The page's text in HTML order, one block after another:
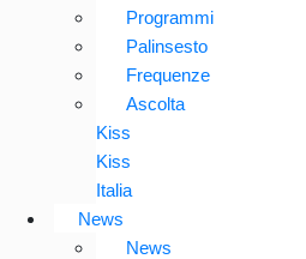
Programmi
Palinsesto
Frequenze
Ascolta
Kiss
Kiss
Italia
News
News